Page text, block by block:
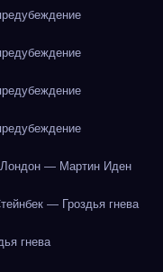
— Мартин Иден
— Гроздья гнева
гнева